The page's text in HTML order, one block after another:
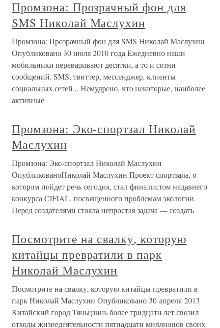
Промзона: Прозрачный фон для
SMS Николай Маслухин
Промзона: Прозрачный фон для SMS Николай Маслухин
Опубликовано 30 июля 2010 года Ежедневно наши
мобильники переваривают десятки, а то и сотни
сообщений. SMS, твиттер, мессенджер, клиенты
социальных сетей... Немудрено, что некоторые, наиболее
активные
Промзона: Эко-спортзал Николай
Маслухин
Промзона: Эко-спортзал Николай Маслухин
ОпубликованоНиколай Маслухин Проект спортзала, о
котором пойдет речь сегодня, стал финалистом недавнего
конкурса CIFIAL, посвященного проблемам экологии.
Перед создателями стояла непростая задача — создать
Посмотрите на свалку, которую
китайцы превратили в парк
Николай Маслухин
Посмотрите на свалку, которую китайцы превратили в
парк Николай Маслухин Опубликовано 30 апреля 2013
Китайский город Тяньцзинь более тридцати лет свозил
отходы жизнедеятельности пятнадцати миллионов своих